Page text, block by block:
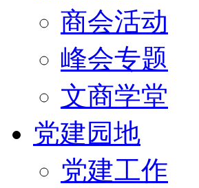
商会活动
峰会专题
文商学堂
党建园地
党建工作